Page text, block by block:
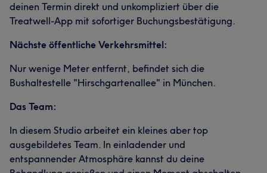
deinen Termin direkt und unkompliziert über die
Treatwell-App mit sofortiger Buchungsbestätigung.
Nächste öffentliche Verkehrsmittel:
Nur wenige Meter entfernt, befindet sich die
Bushaltestelle "Hirschgartenallee" in München.
Das Team:
In diesem Studio arbeitet ein kleines aber top
ausgebildetes Team. In einladender und
entspannender Atmosphäre kannst du deine